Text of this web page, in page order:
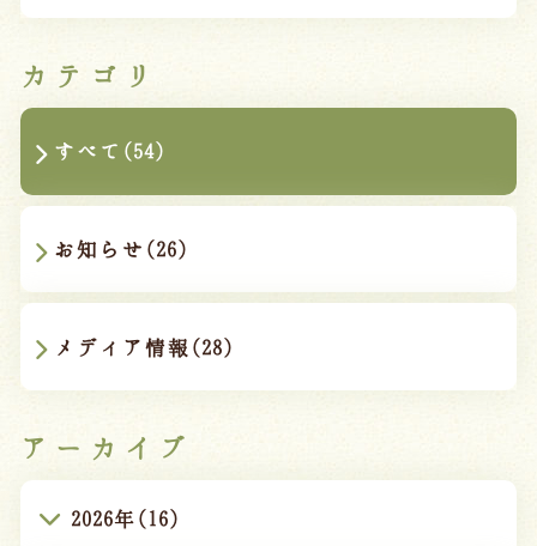
カテゴリ
すべて(54)
お知らせ(26)
メディア情報(28)
アーカイブ
2026年(16)